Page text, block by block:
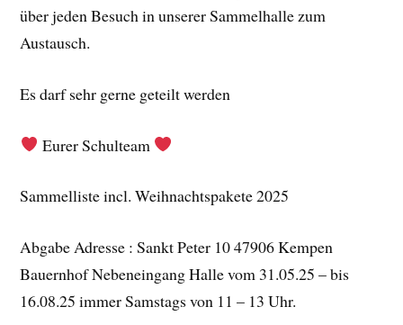
über jeden Besuch in unserer Sammelhalle zum
Austausch.
Es darf sehr gerne geteilt werden
Eurer Schulteam
Sammelliste incl. Weihnachtspakete 2025
Abgabe Adresse : Sankt Peter 10 47906 Kempen
Bauernhof Nebeneingang Halle vom 31.05.25 – bis
16.08.25 immer Samstags von 11 – 13 Uhr.